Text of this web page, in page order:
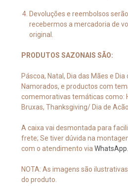
Devoluções e reembolsos
recebermos a mercadoria de
original.
PRODUTOS SAZONAIS SÃO:
Páscoa, Natal, Dia das Mães e Dia
Namorados, e productos com
comemorativas temáticas como:
Bruxas, Thanksgiving/ Dia de
A caixa vai desmontada para
frete; Se tiver dúvida na
com o atendimento via WhatsApp.
NOTA: As imagens são
do produto.